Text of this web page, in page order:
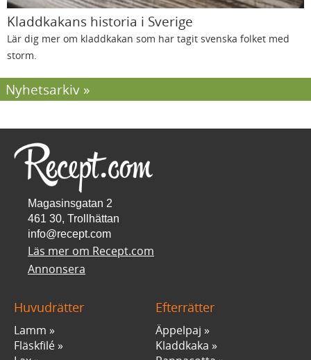
Kladdkakans historia i Sverige
Lär dig mer om kladdkakan som har tagit svenska folket med
storm.
Nyhetsarkiv
Magasinsgatan 2
461 30, Trollhättan
info@recept.com
Läs mer om Recept.com
Annonsera
Huvudrätter
Lamm
Fläskfilé
Efterrätter
Äppelpaj
Kladdkaka